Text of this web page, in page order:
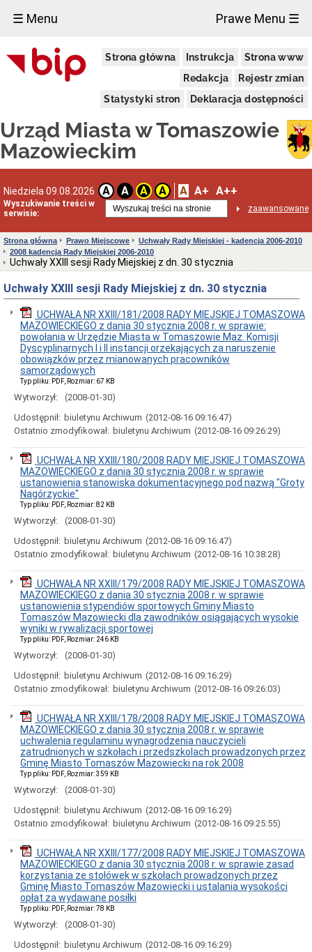
☰ Menu Prawe Menu ☰
Strona główna Instrukcja
Strona www
Redakcja
Rejestr zmian
Statystyki stron
Deklaracja dostępności
Urząd Miasta w Tomaszowie
Mazowieckim
Niedziela 09.08.2026 A A A A A A+ A++
Wyszukiwanie treści w
serwisie:
zaawansowane
Miasto
Pieczęcie
Granice
miasta
Statut
Miasta
Władze
Miasta
Prezydent
zastępcy
Rada
Miejska
2029
Rady
Miejskiej
Dyżury
Biurze
Rady
Miejskiej
Składy
komisji
stałych
doraźnych
Sesje
Rady
Miejskiej
Interpelacje
zapytania
radnych
Transmisje
sesji
Imienne
wykazy
głosowań
uchwał
Harmonogram
prac
Miejskiej
Rada
Miejska
2018-
2023
Rada
Miejska
2014-
2018
Młodzieżowa
Rada
Miejska
2010-
2014
Rada
Miejska
2006-
Miasta
Strona główna Prawo Miejscowe
Uchwały Rady Miejskiej - kadencja 2006-2010
2008 kadencja Rady Miejskiej 2006-2010
Uchwały XXIII sesji Rady Miejskiej z dn. 30 stycznia
Uchwały XXIII sesji Rady Miejskiej z dn. 30 stycznia
UCHWAŁA NR XXIII/181/2008 RADY MIEJSKIEJ TOMASZOWA
MAZOWIECKIEGO z dania 30 stycznia 2008 r. w sprawie:
powołania w Urzędzie Miasta w Tomaszowie Maz. Komisji
Dyscyplinarnych I i II instancji orzekających za naruszenie
obowiązków przez mianowanych pracowników
samorządowych
Typ pliku: PDF, Rozmiar: 67 KB
Wytworzył:
(2008-01-30)
Udostępnił: biuletynu Archiwum (2012-08-16 09:16:47)
Ostatnio zmodyfikował: biuletynu Archiwum (2012-08-16 09:26:29)
UCHWAŁA NR XXIII/180/2008 RADY MIEJSKIEJ TOMASZOWA
MAZOWIECKIEGO z dania 30 stycznia 2008 r. w sprawie
ustanowienia stanowiska dokumentacyjnego pod nazwą "Groty
Nagórzyckie"
Typ pliku: PDF, Rozmiar: 82 KB
Wytworzył:
(2008-01-30)
Udostępnił: biuletynu Archiwum (2012-08-16 09:16:47)
Ostatnio zmodyfikował: biuletynu Archiwum (2012-08-16 10:38:28)
UCHWAŁA NR XXIII/179/2008 RADY MIEJSKIEJ TOMASZOWA
MAZOWIECKIEGO z dania 30 stycznia 2008 r. w sprawie
ustanowienia stypendiów sportowych Gminy Miasto
Tomaszów Mazowiecki dla zawodników osiągających wysokie
wyniki w rywalizacji sportowej
Typ pliku: PDF, Rozmiar: 246 KB
Wytworzył:
(2008-01-30)
Udostępnił: biuletynu Archiwum (2012-08-16 09:16:29)
Ostatnio zmodyfikował: biuletynu Archiwum (2012-08-16 09:26:03)
UCHWAŁA NR XXIII/178/2008 RADY MIEJSKIEJ TOMASZOWA
MAZOWIECKIEGO z dania 30 stycznia 2008 r. w sprawie
uchwalenia regulaminu wynagrodzenia nauczycieli
zatrudnionych w szkołach i przedszkolach prowadzonych przez
Gminę Miasto Tomaszów Mazowiecki na rok 2008
Typ pliku: PDF, Rozmiar: 359 KB
Wytworzył:
(2008-01-30)
Udostępnił: biuletynu Archiwum (2012-08-16 09:16:29)
Ostatnio zmodyfikował: biuletynu Archiwum (2012-08-16 09:25:55)
UCHWAŁA NR XXIII/177/2008 RADY MIEJSKIEJ TOMASZOWA
MAZOWIECKIEGO z dania 30 stycznia 2008 r. w sprawie zasad
korzystania ze stołówek w szkołach prowadzonych przez
Gminę Miasto Tomaszów Mazowiecki i ustalania wysokości
opłat za wydawane posiłki
Typ pliku: PDF, Rozmiar: 78 KB
Wytworzył:
(2008-01-30)
Udostępnił: biuletynu Archiwum (2012-08-16 09:16:29)
×